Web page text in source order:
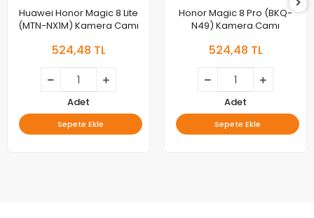
Huawei Honor Magic 8 Lite
(MTN-NX1M) Kamera Camı
524,48 TL
Adet
Sepete Ekle
Honor Magic 8 Pro (BKQ-
N49) Kamera Camı
524,48 TL
Adet
Sepete Ekle